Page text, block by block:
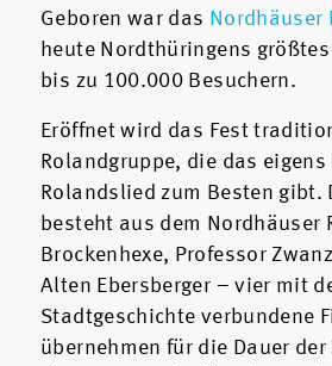
Geboren war das Nordhäuser
heute Nordthüringens
bis zu 100.000 Besuchern.
Eröffnet wird das Fest
Rolandgruppe, die das
Rolandslied zum Besten gibt.
besteht aus dem Nordhäuser
Brockenhexe, Professor
Alten Ebersberger – vier mit
Stadtgeschichte verbundene
übernehmen für die Dauer